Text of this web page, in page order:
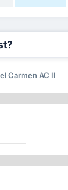
Carmen AC II